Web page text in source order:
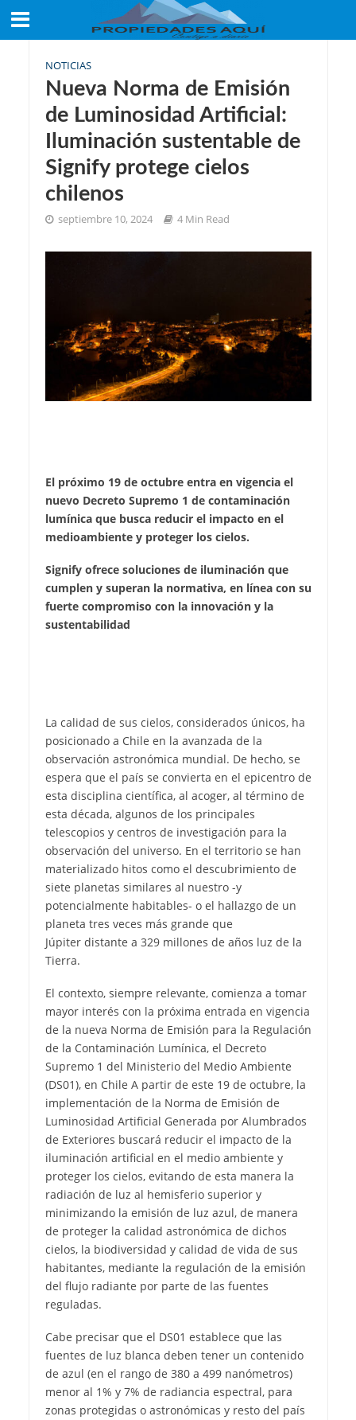
NOTICIAS
Nueva Norma de Emisión
de Luminosidad Artificial:
Iluminación sustentable de
Signify protege cielos
chilenos
septiembre 10, 2024 4 Min Read
El próximo 19 de octubre entra en vigencia el
nuevo Decreto Supremo 1 de contaminación
lumínica que busca reducir el impacto en el
medioambiente y proteger los cielos.
Signify ofrece soluciones de iluminación que
cumplen y superan la normativa, en línea con su
fuerte compromiso con la innovación y la
sustentabilidad
La calidad de sus cielos, considerados únicos, ha
posicionado a Chile en la avanzada de la
observación astronómica mundial. De hecho, se
espera que el país se convierta en el epicentro de
esta disciplina científica, al acoger, al término de
esta década, algunos de los principales
telescopios y centros de investigación para la
observación del universo. En el territorio se han
materializado hitos como el descubrimiento de
siete planetas similares al nuestro-y
potencialmente habitables- o el hallazgo de un
planeta tres veces más grande que
Júpiterdistante a 329 millones de años luz de la
Tierra.
El contexto, siempre relevante, comienza a tomar
mayor interés con la próxima entrada en vigencia
de la nueva Norma de Emisión para la Regulación
de la Contaminación Lumínica, el Decreto
Supremo 1 del Ministerio del Medio Ambiente
(DS01), en Chile A partir de este 19 de octubre, la
implementación de la Norma de Emisión de
Luminosidad Artificial Generada por Alumbrados
de Exteriores buscará reducir el impacto de la
iluminación artificial en el medio ambiente y
proteger los cielos, evitando de esta manera la
radiación de luz al hemisferio superior y
minimizando la emisión de luz azul, de manera
de proteger la calidad astronómica de dichos
cielos, la biodiversidad y calidad de vida de sus
habitantes, mediante la regulación de la emisión
del flujo radiante por parte de las fuentes
reguladas.
Cabe precisar que el DS01 establece que las
fuentes de luz blanca deben tener un contenido
de azul (en el rango de 380 a 499 nanómetros)
menor al 1% y 7% de radiancia espectral, para
zonas protegidas o astronómicas y resto del país